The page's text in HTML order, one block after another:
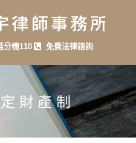
分機110 免費法律諮詢
財產制